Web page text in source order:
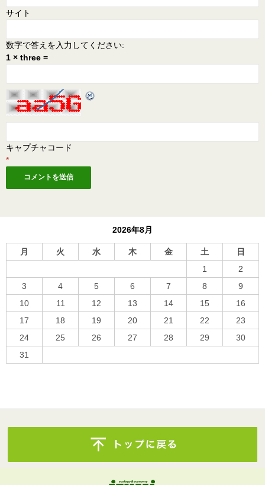
サイト
数字で答えを入力してください:
1 × three =
キャプチャコード
*
2026年8月
月 火 水 木 金 土
日
1
2
3
4 5 6 7 8
9
10
11 12 13 14 15
16
17
18 19 20 21 22
23
24
25 26 27 28 29
30
31